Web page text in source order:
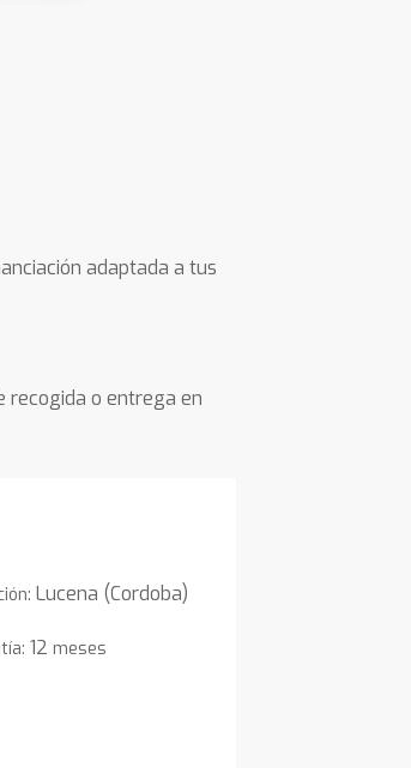
adaptada a tus
recogida o entrega en
Lucena (Cordoba)
12 meses